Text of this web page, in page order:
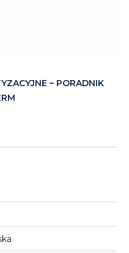
– PORADNIK